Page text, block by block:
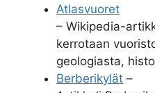
Atlasvuoret
– Wikipedia-
kerrotaan
geologiasta,
Berberikylät –